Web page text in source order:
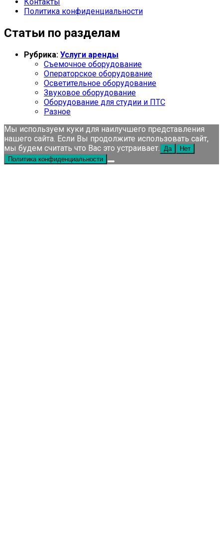
Контакты
Политика конфиденциальности
Статьи по разделам
Рубрика: Услуги аренды
Съемочное оборудование
Операторское оборудование
Осветительное оборудование
Звуковое оборудование
Оборудование для студии и ПТС
Разное
Мы используем куки для наилучшего представления
нашего сайта. Если Вы продолжите использовать сайт,
мы будем считать что Вас это устраивает. Да
Нет
Политика конфиденциальности